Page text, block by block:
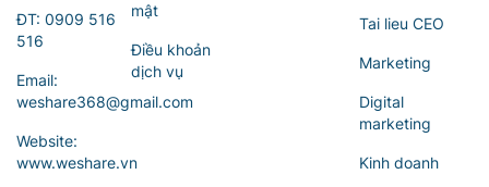
ĐT: 0909 516
516
Email:
weshare368@gmail.com
Website:
www.weshare.vn
mật
Điều khoản
dịch vụ
Tai lieu CEO
Marketing
Digital
marketing
Kinh doanh